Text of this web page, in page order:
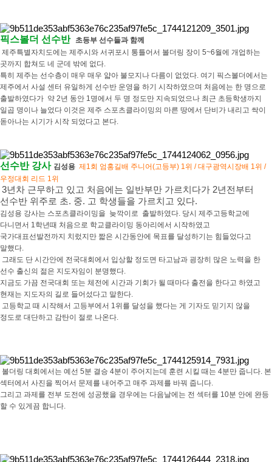
픽스볼더 선수반 초등부 선수들과 함께
제주특별자치도에는 제주시와 서귀포시 통틀어서 볼더링 장이 5~6월에 개업하는
곳까지 합쳐도 네 군데 밖에 없다.
특히 제주는 선수층이 매우 매우 얇아 불모지나 다름이 없었다. 여 기 픽스볼더에서는
제주에서 사설 센터 유일하게 선수반 운영을 하기 시작하였으며 처음에는 한 명으로
출발하였다가 약 2년 동안 1명에서 두 명 정도만 지속되었으나 최근 초등학생까지
일곱 명이나 늘었다 이것은 제주 스포츠클라이밍의 마른 땅에서 단비가 내리고 싹이
돋아나는 시기가 시작 되었다고 본다.
선수반 강사 김성용 제1회 엄홍길배 주니어(고등부) 1위 /대구광역시장배 1위 /
우정대회 리드 1위
3년차 근무하고 있고 처음에는 일반부만 가르치다가 2년전부터
선수반 위주로 초. 중. 고 학생들을 가르치고 있다.
김성용 강사는 스포츠클라이밍을 늦깍이로 출발하였다. 당시 제주고등학교에
다니면서 1학년때 처음으로 학교클라이밍 동아리에서 시작하였고
국가대표선발전까지 치렀지만 짧은 시간동안에 목표를 달성하기는 힘들었다고
말했다.
그래도 단 시간안에 전국대회에서 입상할 정도면 타고남과 굉장히 많은 노력을 한
선수 출신의 젊은 지도자임이 분명했다.
지금도 가끔 전국대회 또는 체전에 시간과 기회가 될 때마다 출전을 한다고 하였고
현재는 지도자의 길로 들어섰다고 말한다.
고등학교 때 시작해서 고등부에서 1위를 달성을 했다는 게 기자도 믿기지 않을
정도로 대단하고 감탄이 절로 나온다.
볼더링 대회에서는 예선 5분 결승 4분이 주어지는데 훈련 시킬 때는 4분만 줍니다. 본
섹터에서 사진을 찍어서 문제를 내어주고 매주 과제를 바꿔 줍니다.
그리고 과제를 전부 도전에 성공했을 경우에는 다음날에는 전 섹터를 10분 안에 완등
할 수 있게끔 합니다.